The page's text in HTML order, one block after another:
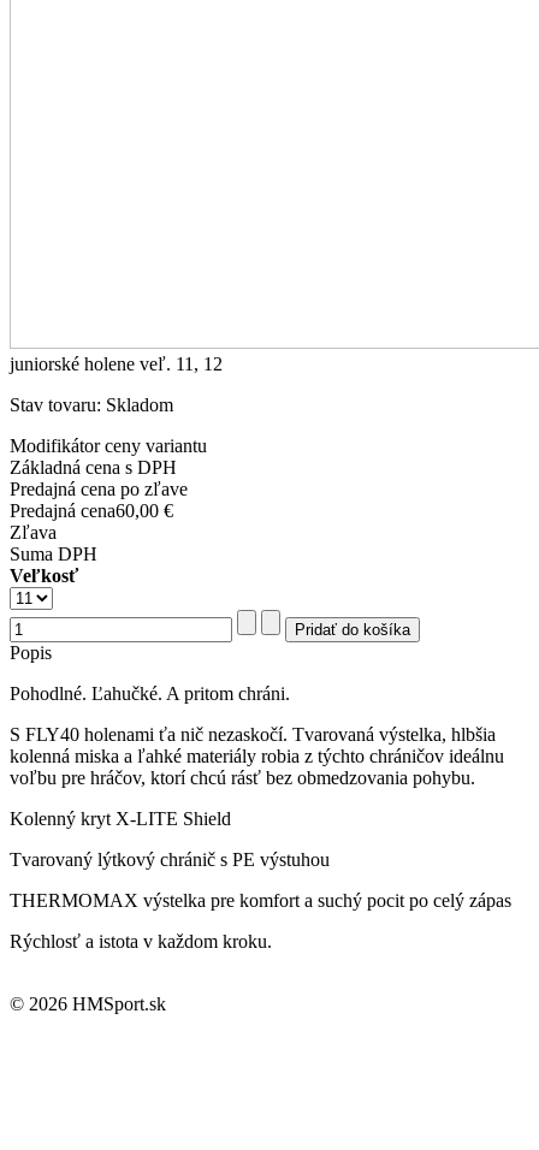
juniorské holene veľ. 11, 12
Stav tovaru: Skladom
Modifikátor ceny variantu
Základná cena s DPH
Predajná cena po zľave
Predajná cena60,00 €
Zľava
Suma DPH
Veľkosť
Popis
Pohodlné. Ľahučké. A pritom chráni.
S FLY40 holenami ťa nič nezaskočí. Tvarovaná výstelka, hlbšia
kolenná miska a ľahké materiály robia z týchto chráničov ideálnu
voľbu pre hráčov, ktorí chcú rásť bez obmedzovania pohybu.
Kolenný kryt X-LITE Shield
Tvarovaný lýtkový chránič s PE výstuhou
THERMOMAX výstelka pre komfort a suchý pocit po celý zápas
Rýchlosť a istota v každom kroku.
© 2026 HMSport.sk